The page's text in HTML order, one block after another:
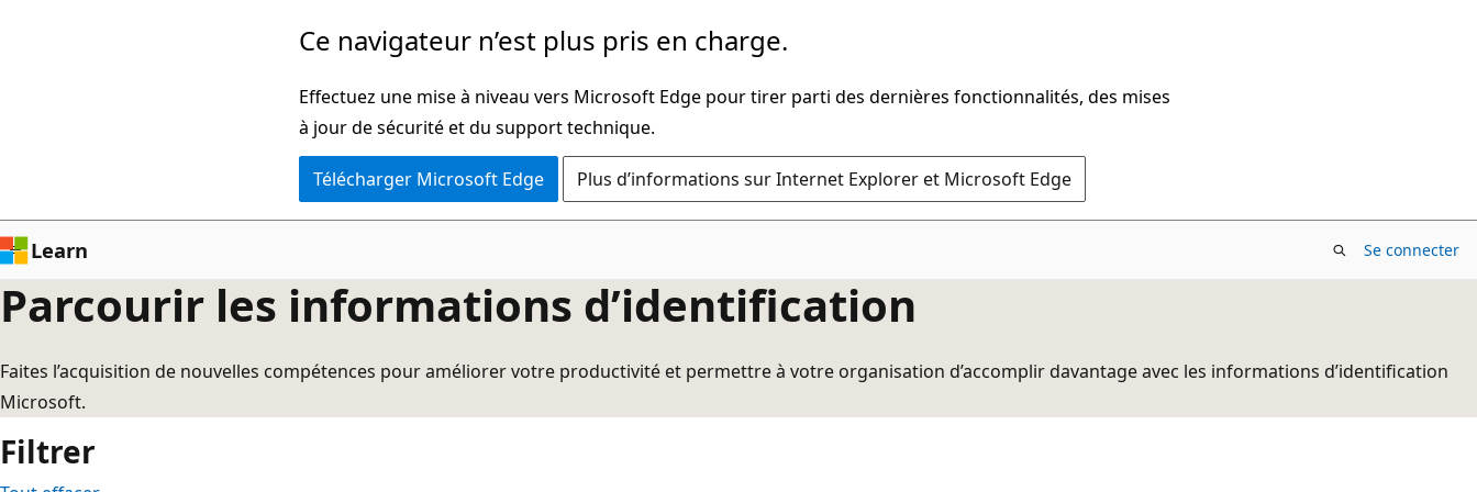
Ce navigateur n’est plus pris en charge.
Effectuez une mise à niveau vers Microsoft Edge pour tirer parti des dernières fonctionnalités, des mises
à jour de sécurité et du support technique.
Télécharger Microsoft Edge Plus d’informations sur Internet Explorer et Microsoft Edge
Learn Se connecter
Parcourir les informations d’identification
Faites l’acquisition de nouvelles compétences pour améliorer votre productivité et permettre à votre organisation d’accomplir davantage avec les informations d’identification
Microsoft.
Filtrer